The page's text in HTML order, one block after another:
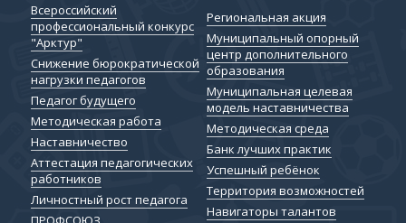
Всероссийский
профессиональный конкурс
"Арктур"
Снижение бюрократической
нагрузки педагогов
Педагог будущего
Методическая работа
Наставничество
Аттестация педагогических
работников
Личностный рост педагога
Региональная акция
Муниципальный опорный
центр дополнительного
образования
Муниципальная целевая
модель наставничества
Методическая среда
Банк лучших практик
Успешный ребёнок
Территория возможностей
Навигаторы талантов